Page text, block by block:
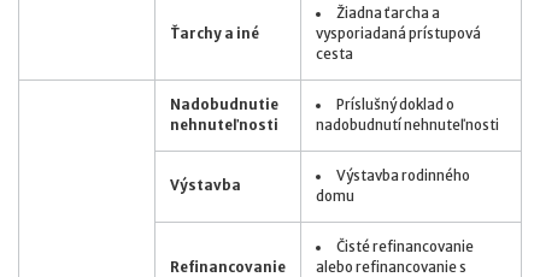
Ťarchy a iné
Žiadna ťarcha a
vysporiadaná prístupová
cesta
Nadobudnutie
nehnuteľnosti
Príslušný doklad o
nadobudnutí nehnuteľnosti
Výstavba
Výstavba rodinného
domu
Refinancovanie
Čisté refinancovanie
alebo refinancovanie s